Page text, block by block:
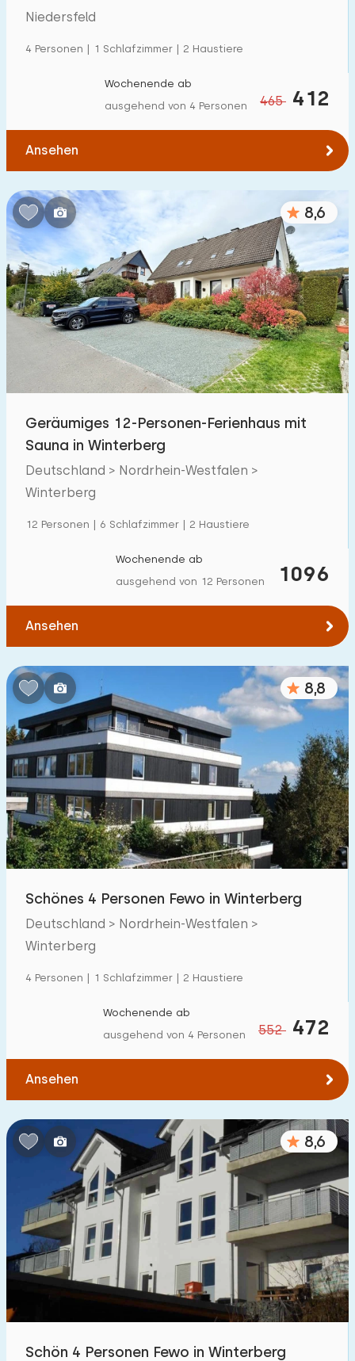
Niedersfeld
4 Personen | 1 Schlafzimmer | 2 Haustiere
465 412
Wochenende ab
ausgehend von 4 Personen
Ansehen
8,6
Geräumiges 12-Personen-Ferienhaus mit
Sauna in Winterberg
Deutschland > Nordrhein-Westfalen >
Winterberg
12 Personen | 6 Schlafzimmer | 2 Haustiere
1096
Wochenende ab
ausgehend von 12 Personen
Ansehen
8,8
Schönes 4 Personen Fewo in Winterberg
Deutschland > Nordrhein-Westfalen >
Winterberg
4 Personen | 1 Schlafzimmer | 2 Haustiere
552 472
Wochenende ab
ausgehend von 4 Personen
Ansehen
8,6
Schön 4 Personen Fewo in Winterberg